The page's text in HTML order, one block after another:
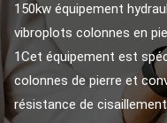
150kw équipement
vibroplots colonnes en
1Cet équipement est
colonnes de pierre et
résistance de